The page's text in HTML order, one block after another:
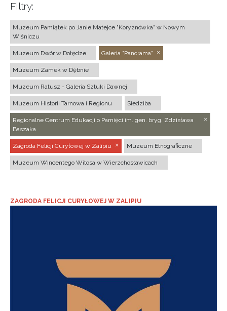
Filtry:
Muzeum Pamiątek po Janie Matejce "Koryznówka" w Nowym
Wiśniczu
Muzeum Dwór w Dołędze Galeria "Panorama"
Muzeum Zamek w Dębnie
Muzeum Ratusz - Galeria Sztuki Dawnej
Muzeum Historii Tarnowa i Regionu Siedziba
Regionalne Centrum Edukacji o Pamięci im. gen. bryg. Zdzisława
Baszaka
Zagroda Felicji Curyłowej w Zalipiu Muzeum Etnograficzne
Muzeum Wincentego Witosa w Wierzchosławicach
ZAGRODA FELICJI CURYŁOWEJ W ZALIPIU